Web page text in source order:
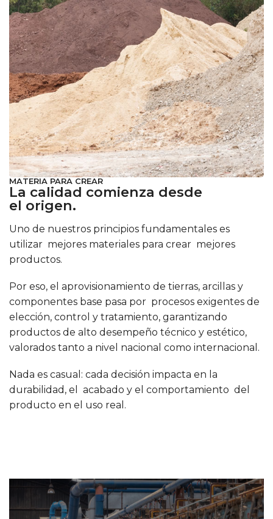
MATERIA PARA CREAR
La calidad comienza desde
el origen.
Uno de nuestros principios fundamentales es
utilizar mejores materiales para crear mejores
productos.
Por eso, el aprovisionamiento de tierras, arcillas y
componentes base pasa por procesos exigentes de
elección, control y tratamiento, garantizando
productos de alto desempeño técnico y estético,
valorados tanto a nivel nacional como internacional.
Nada es casual: cada decisión impacta en la
durabilidad, el acabado y el comportamiento del
producto en el uso real.